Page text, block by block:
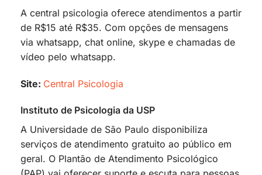
A central psicologia oferece atendimentos a partir
de R$15 até R$35. Com opções de mensagens
via whatsapp, chat online, skype e chamadas de
vídeo pelo whatsapp.
Site: Central Psicologia
Instituto de Psicologia da USP
A Universidade de São Paulo disponibiliza
serviços de atendimento gratuito ao público em
geral. O Plantão de Atendimento Psicológico